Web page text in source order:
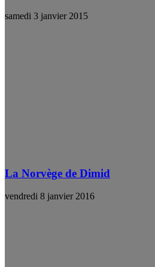
samedi 3 janvier 2015
La Norvège de Dimid
vendredi 8 janvier 2016